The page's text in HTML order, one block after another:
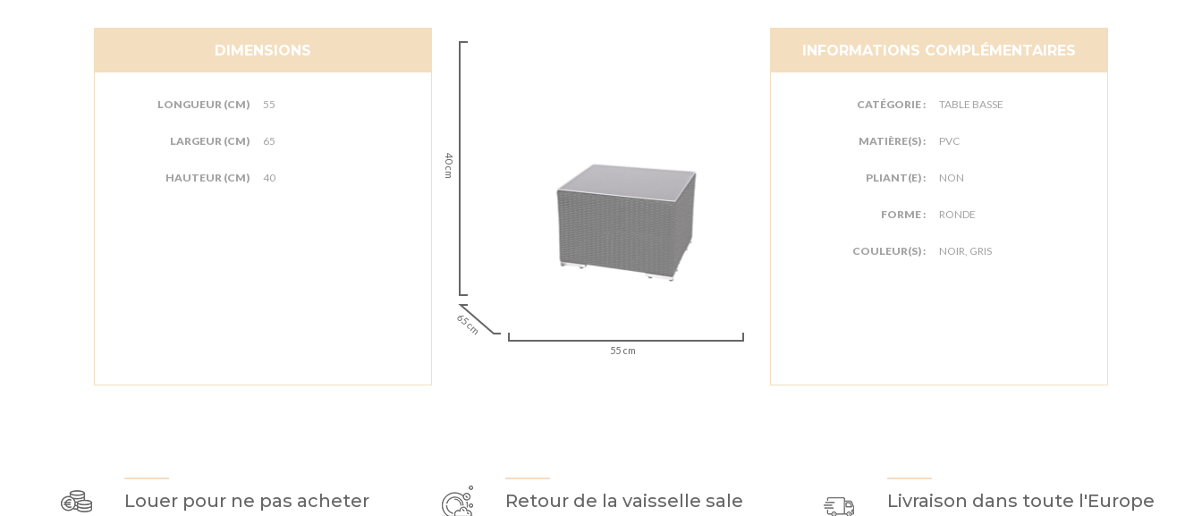
DIMENSIONS
LONGUEUR (CM) 55
LARGEUR (CM) 65
HAUTEUR (CM) 40 40 cm
65 cm
55 cm
INFORMATIONS COMPLÉMENTAIRES
CATÉGORIE : TABLE BASSE
MATIÈRE(S) : PVC
PLIANT(E) : NON
FORME : RONDE
COULEUR(S) : NOIR, GRIS
Louer pour ne pas acheter Retour de la vaisselle sale Livraison dans toute l'Europe